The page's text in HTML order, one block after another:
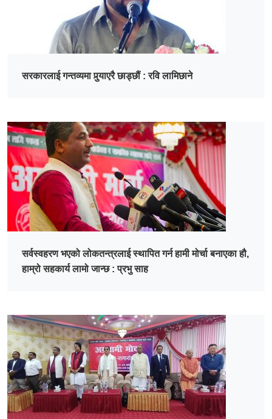
सरकारलाई गन्तव्यमा पुर्‍याएरै छाड्छौं : रवि लामिछाने
सर्वस्वहरण भएको लोकतन्त्रलाई स्थापित गर्न हामी मोर्चा बनाएका हौ,
हाम्रो सहकार्य लामो जान्छ : प्रभु साह